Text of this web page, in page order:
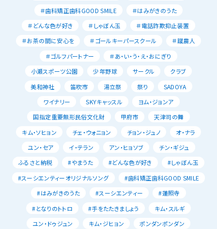
＃歯科矯正歯科GOOD SMILE
＃はみがきのうた
＃どんな色が好き
＃しゃぼん玉
＃電話詐欺抑止装置
＃お茶の間に安心を
＃ゴールキーパースクール
＃蹴農人
＃ゴルフパートナー
＃あ・い・う・え・おにぎり
小瀬スポーツ公園
少年野球 サークル
クラブ
美和神社
笛吹市 湯立祭 祭り
SADOYA
ワイナリー
SKYキャッスル
ヨム・ジョンア
国指定重要無形民俗文化財
甲府市
天津司の舞
キム・ソヒョン
チェ・ウォニョン チョン・ジュノ
オ・ナラ
ユン・セア
イ・テラン アン・ヒョソブ
チン・ギジュ
ふるさと納税
#やまうた #どんな色が好き
#しゃぼん玉
#スーシエンティーオリジナルソング
#歯科矯正歯科GOOD SMILE
#はみがきのうた
#スーシエンティー
#蓮照寺
#となりのトトロ
#手をたたきましょう
キム・スルギ
ユン・ドゥジュン
キム・ジヒョン
ポンダンポンダン